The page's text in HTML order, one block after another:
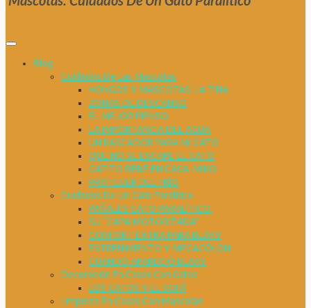
Blog
Cuidados De Las Mascotas
HONGOS Y MASCOTAS. LA TIÑA
ZONAS DE DESCANSO
EL MEJOR PIENSO
LA IMPORTANCIA DEL AGUA
UN RASCADOR PARA MI GATO
QUE NO SE ESCAPE EL GATO
GATITO BEBÉ EN CASA. MIKO.
PROTEGER DEL FRÍO
Cuidados De Un Gato Paralítico
PAÑALES GATO PARALÍTICO.
SU “CAPA MOTORIZADA”
CONFORT EXTRA PARA BLAKY
ESTREÑIMIENTO Y MEGACÓLON.
CUANDO APARECIÓ BLAKY
Decoración En Casas Con Gatos
LOS GATOS Y EL SOFÁ
Limpieza En Casas Con Mascotas